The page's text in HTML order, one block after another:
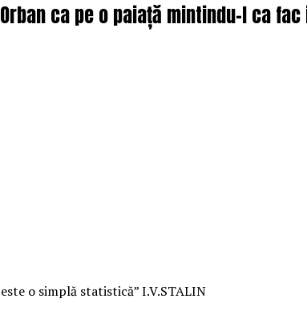
ca pe o paiață mintindu-l ca
o simplă statistică” I.V.STALIN